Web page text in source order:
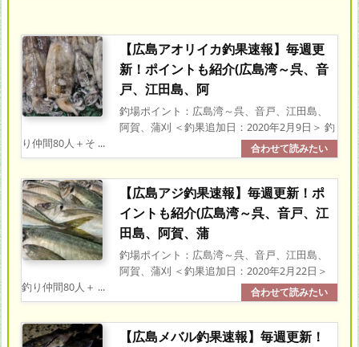
【広島アオリイカ釣果速報】毎週更
新！ポイントも紹介(広島湾～呉、音
戸、江田島、阿
釣場ポイント：広島湾～呉、音戸、江田島、
阿賀、蒲刈 ＜釣果追加日：2020年2月9日＞ 釣
り仲間80人＋そ ...
【広島アジ釣果速報】毎週更新！ポ
イントも紹介(広島湾～呉、音戸、江
田島、阿賀、蒲
釣場ポイント：広島湾～呉、音戸、江田島、
阿賀、蒲刈 ＜釣果追加日：2020年2月22日＞
釣り仲間80人＋ ...
【広島メバル釣果速報】毎週更新！